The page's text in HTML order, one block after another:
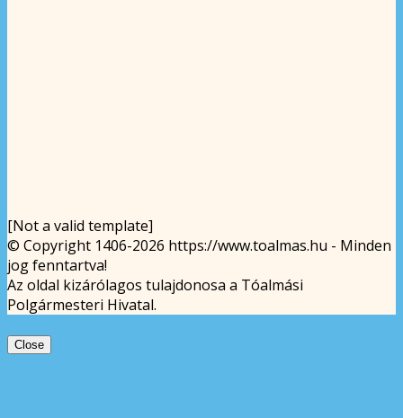
[Not a valid template]
© Copyright 1406-2026 https://www.toalmas.hu - Minden
jog fenntartva!
Az oldal kizárólagos tulajdonosa a Tóalmási
Polgármesteri Hivatal.
Close